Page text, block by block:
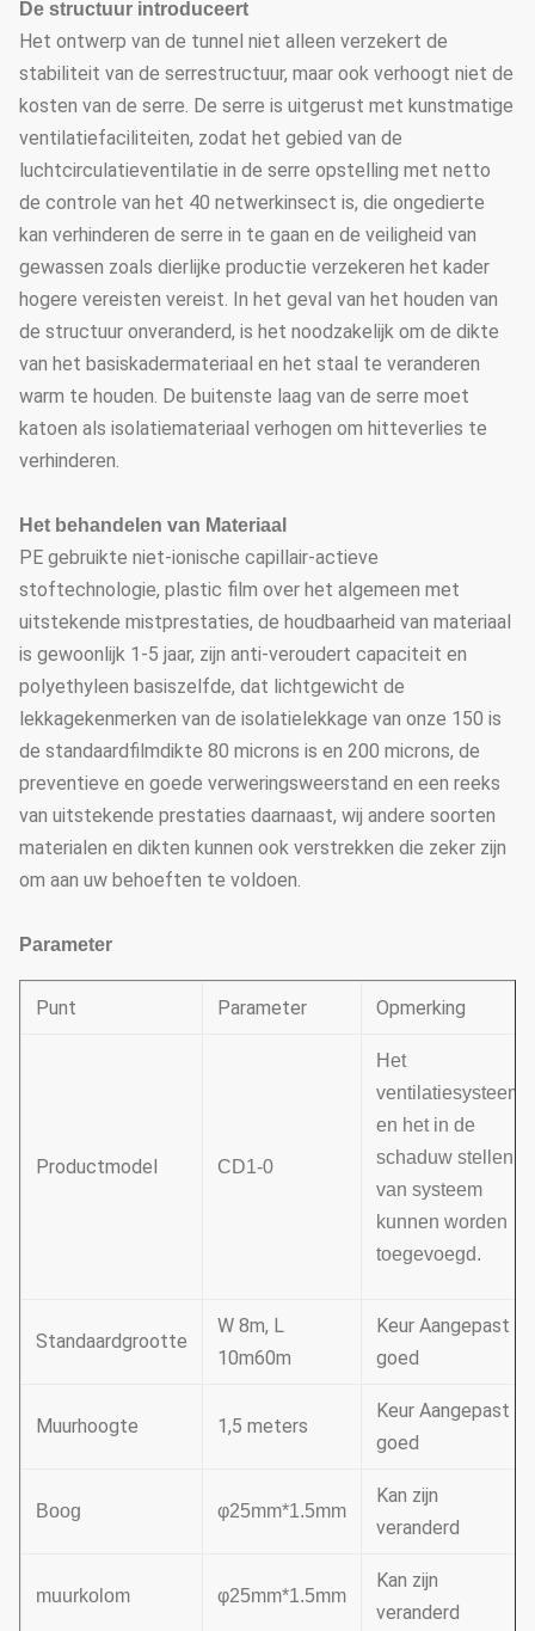
De structuur introduceert
Het ontwerp van de tunnel niet alleen verzekert de
stabiliteit van de serrestructuur, maar ook verhoogt niet de
kosten van de serre. De serre is uitgerust met kunstmatige
ventilatiefaciliteiten, zodat het gebied van de
luchtcirculatieventilatie in de serre opstelling met netto
de controle van het 40 netwerkinsect is, die ongedierte
kan verhinderen de serre in te gaan en de veiligheid van
gewassen zoals dierlijke productie verzekeren het kader
hogere vereisten vereist. In het geval van het houden van
de structuur onveranderd, is het noodzakelijk om de dikte
van het basiskadermateriaal en het staal te veranderen
warm te houden. De buitenste laag van de serre moet
katoen als isolatiemateriaal verhogen om hitteverlies te
verhinderen.
Het behandelen van Materiaal
PE gebruikte niet-ionische capillair-actieve
stoftechnologie, plastic film over het algemeen met
uitstekende mistprestaties, de houdbaarheid van materiaal
is gewoonlijk 1-5 jaar, zijn anti-veroudert capaciteit en
polyethyleen basiszelfde, dat lichtgewicht de
lekkagekenmerken van de isolatielekkage van onze 150 is
de standaardfilmdikte 80 microns is en 200 microns, de
preventieve en goede verweringsweerstand en een reeks
van uitstekende prestaties daarnaast, wij andere soorten
materialen en dikten kunnen ook verstrekken die zeker zijn
om aan uw behoeften te voldoen.
Parameter
Punt Parameter Opmerking
Productmodel CD1-0
Het
ventilatiesysteem
en het in de
schaduw stellen
van systeem
kunnen worden
toegevoegd.
Standaardgrootte
W 8m, L
10m60m
Keur Aangepast
goed
Muurhoogte 1,5 meters
Keur Aangepast
goed
Boog φ25mm*1.5mm
Kan zijn
veranderd
muurkolom φ25mm*1.5mm
Kan zijn
veranderd